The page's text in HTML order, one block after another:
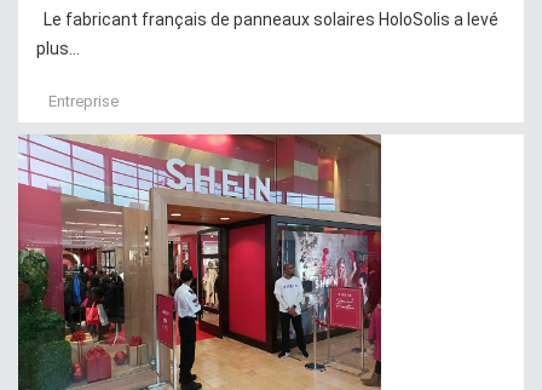
Le fabricant français de panneaux solaires HoloSolis a levé
plus...
Entreprise